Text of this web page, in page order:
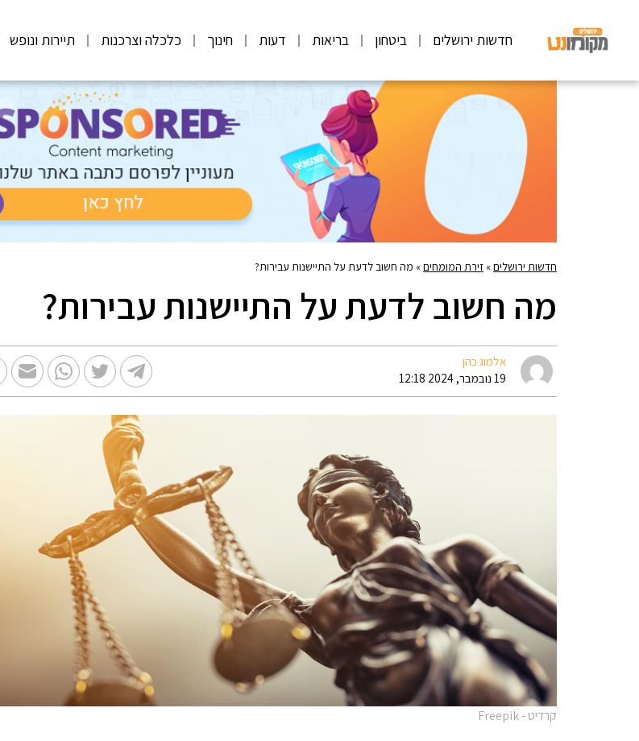
חדשות ירושלים ביטחון בריאות דעות חינוך כלכלה וצרכנות תיירות ונופש
חדשות ירושלים» זירת המומחים» מה חשוב לדעת על התיישנות עבירות?
מה חשוב לדעת על התיישנות עבירות?
אלמוג כהן
19 נובמבר, 2024 12:18
קרדיט - Freepik